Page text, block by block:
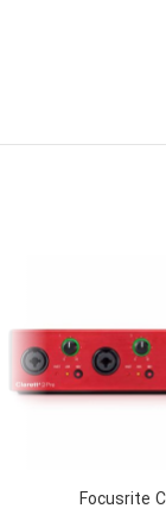
Focusrite